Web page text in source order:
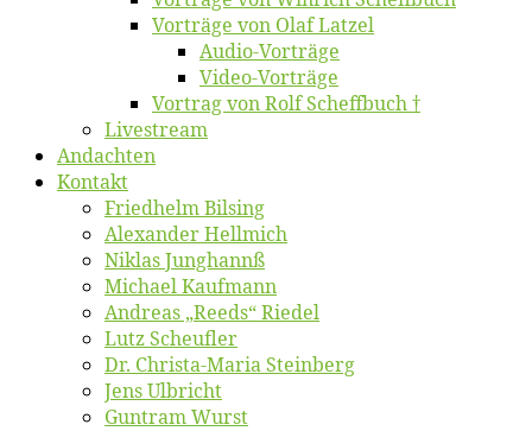
Vor­trä­ge von Olaf Latzel
Au­dio-Vor­trä­ge
Vi­deo-Vor­trä­ge
Vor­trag von Rolf Scheffbuch †
Live­stream
An­dach­ten
Kon­takt
Fried­helm Bilsing
Alex­an­der Hellmich
Ni­klas Junghannß
Mi­cha­el Kaufmann
An­dre­as „Reeds“ Riedel
Lutz Scheuf­ler
Dr. Chris­­ta-Ma­ria Steinberg
Jens Ulb­richt
Gun­tram Wurst